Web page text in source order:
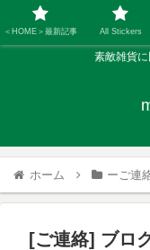
素敵雑貨
ホーム ーご連
[ご連絡] ブロ
＜HOME＞最新記事 All Stickers